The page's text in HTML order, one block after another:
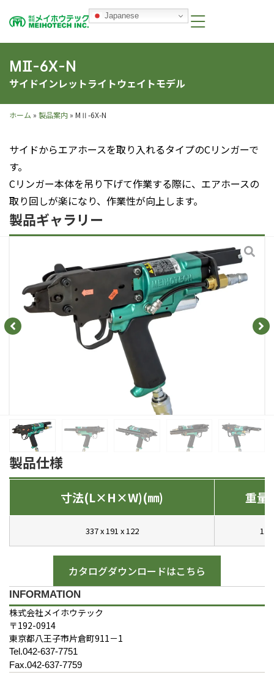
Japanese
MⅡ-6X-N
サイドインレットライトウェイトモデル
ホーム » 製品案内 » MⅡ-6X-N
サイドからエアホースを取り入れるタイプのCリンガーで
す。
Cリンガー本体を吊り下げて作業する際に、エアホースの
取り回しが楽になり、作業性が向上します。
製品ギャラリー
製品仕様
寸法(L×H×W)(㎜) 重量
337 x 191 x 122 1.65
カタログダウンロードはこちら
INFORMATION
株式会社メイホウテック
〒192-0914
東京都八王子市片倉町911－1
Tel.042-637-7751
Fax.042-637-7759